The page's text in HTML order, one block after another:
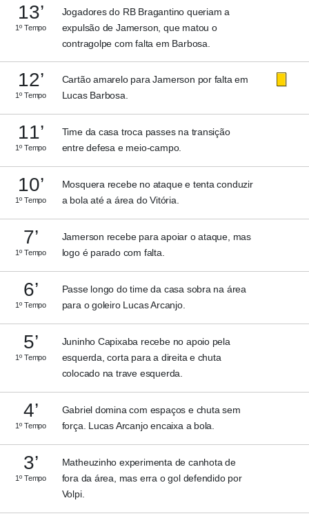
13’
1º Tempo
Jogadores do RB Bragantino queriam a
expulsão de Jamerson, que matou o
contragolpe com falta em Barbosa.
12’
1º Tempo
Cartão amarelo para Jamerson por falta em
Lucas Barbosa.
11’
1º Tempo
Time da casa troca passes na transição
entre defesa e meio-campo.
10’
1º Tempo
Mosquera recebe no ataque e tenta conduzir
a bola até a área do Vitória.
7’
1º Tempo
Jamerson recebe para apoiar o ataque, mas
logo é parado com falta.
6’
1º Tempo
Passe longo do time da casa sobra na área
para o goleiro Lucas Arcanjo.
5’
1º Tempo
Juninho Capixaba recebe no apoio pela
esquerda, corta para a direita e chuta
colocado na trave esquerda.
4’
1º Tempo
Gabriel domina com espaços e chuta sem
força. Lucas Arcanjo encaixa a bola.
3’
1º Tempo
Matheuzinho experimenta de canhota de
fora da área, mas erra o gol defendido por
Volpi.